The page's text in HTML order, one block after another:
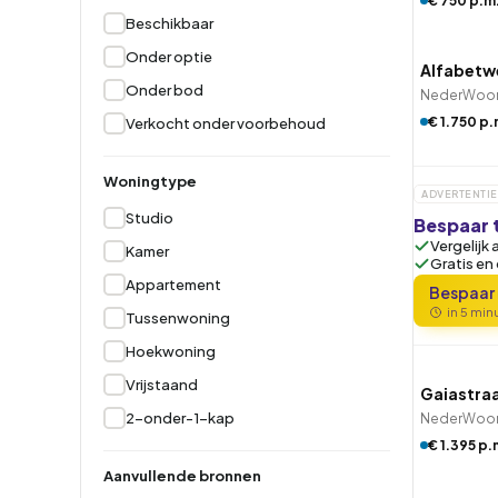
Beschikbaar
Onder optie
Onder bod
Verkocht onder voorbehoud
Woningtype
Studio
Kamer
Appartement
Tussenwoning
Hoekwoning
Vrijstaand
2-onder-1-kap
Aanvullende bronnen
€ 1.750
ADVERTENTIE
Bespaar
Vergelijk
Gratis
Bespaar
in 5
€ 1.395